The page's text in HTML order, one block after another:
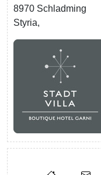
8970 Schladming
Styria,